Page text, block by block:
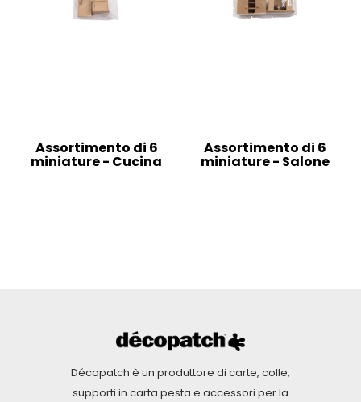
Assortimento di 6
miniature - Cucina
Assortimento di 6
miniature - Salone
Décopatch è un produttore di carte, colle,
supporti in carta pesta e accessori per la